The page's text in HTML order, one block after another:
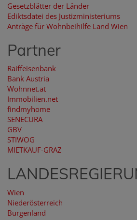
Gesetzblätter der Länder
Ediktsdatei des Justizministeriums
Anträge für Wohnbeihilfe Land Wien
Partner
Raiffeisenbank
Bank Austria
Wohnnet.at
Immobilien.net
findmyhome
SENECURA
GBV
STIWOG
MIETKAUF-GRAZ
Wien
Niederösterreich
Burgenland